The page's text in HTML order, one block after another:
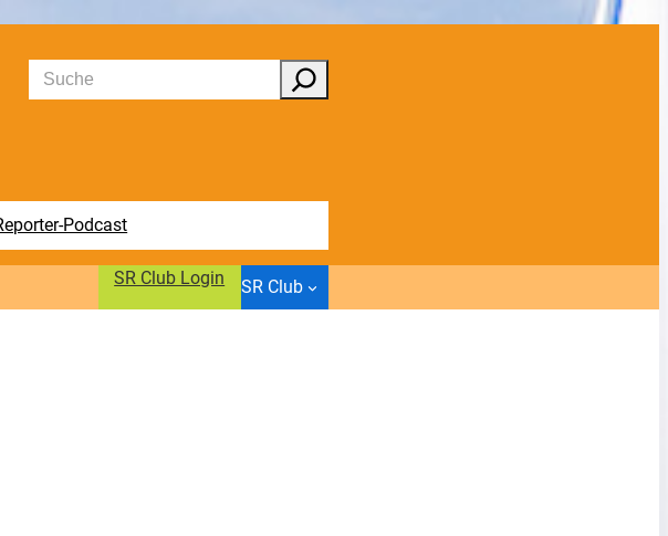
Suchen
Podcast
SR Club Login SR Club